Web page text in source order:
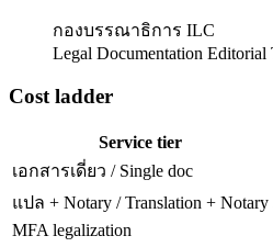
กองบรรณาธิการ ILC
Legal Documentation Editorial
Cost ladder
Service tier
เอกสารเดี่ยว / Single doc
แปล + Notary / Translation + Notary
MFA legalization